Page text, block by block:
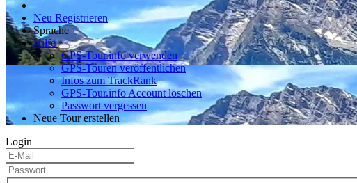
Neu Registrieren
Sprache
Hilfe
GPS-Tour.info verwenden
GPS-Touren veröffentlichen
Infos zum TrackRank
GPS-Tour.info Account löschen
Passwort vergessen
Neue Tour erstellen
Login